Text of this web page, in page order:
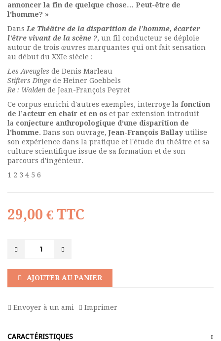
annoncer la fin de quelque chose… Peut-être de
l’homme? »
Dans Le Théâtre de la disparition de l’homme, écarter
l'être vivant de la scène ?, un fil conducteur se déploie
autour de trois œuvres marquantes qui ont fait sensation
au début du XXIe siècle :
Les Aveugles de Denis Marleau
Stifters Dinge de Heiner Goebbels
Re : Walden de Jean-François Peyret
Ce corpus enrichi d'autres exemples, interroge la fonction
de l’acteur en chair et en os et par extension introduit
la conjecture anthropologique d’une disparition de
l’homme. Dans son ouvrage,Jean-François Ballay utilise
son expérience dans la pratique et l'étude du théâtre et sa
culture scientifique issue de sa formation et de son
parcours d'ingénieur.
1 2 3 4 5 6
29,00 € TTC
AJOUTER AU PANIER
Envoyer à un ami Imprimer
CARACTÉRISTIQUES